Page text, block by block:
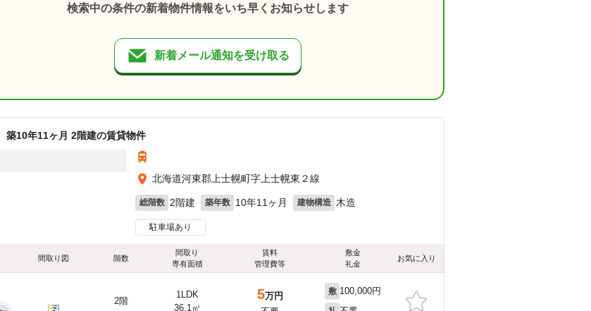
検索中の条件の新着物件情報をいち早くお知らせします
新着メール通知を受け取る
築10年11ヶ月 2階建の賃貸物件
北海道河東郡上士幌町字上士幌東２線
総階数 2階建 築年数 10年11ヶ月 建物構造 木造
駐車場あり
間取り図 階数
間取り
専有面積
賃料
管理費等
敷金
礼金
お気に入り
2階
1LDK
36.1㎡
5万円
敷 100,000円